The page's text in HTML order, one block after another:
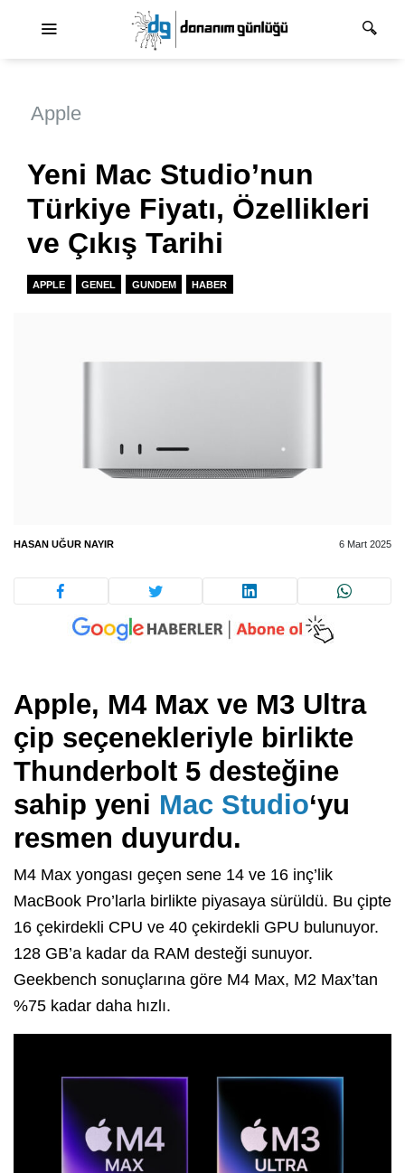
Apple
Yeni Mac Studio’nun
Türkiye Fiyatı, Özellikleri
ve Çıkış Tarihi
APPLE GENEL GUNDEM HABER
HASAN UĞUR NAYIR 6 Mart 2025
Apple, M4 Max ve M3 Ultra
çip seçenekleriyle birlikte
Thunderbolt 5 desteğine
sahip yeni Mac Studio‘yu
resmen duyurdu.
M4 Max yongası geçen sene 14 ve 16 inç’lik
MacBook Pro’larla birlikte piyasaya sürüldü. Bu çipte
16 çekirdekli CPU ve 40 çekirdekli GPU bulunuyor.
128 GB’a kadar da RAM desteği sunuyor.
Geekbench sonuçlarına göre M4 Max, M2 Max’tan
%75 kadar daha hızlı.